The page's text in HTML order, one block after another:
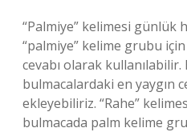
“Palmiye” kelimesi günlük
“palmiye” kelime grubu
cevabı olarak
bulmacalardaki en yaygın
ekleyebiliriz. “Rahe”
bulmacada palm kelime